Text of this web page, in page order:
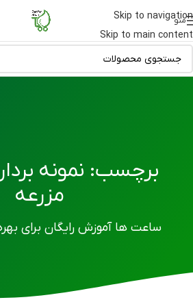
Skip to navigation
Skip to main content
منو
برچسب: نمونه
مزرعه
ساعت ها آموزش رایگان برای